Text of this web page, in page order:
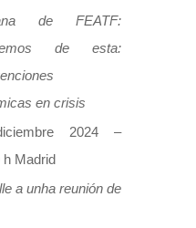
de FEATF:
de esta:
en crisis
2024 –
h Madrid
a unha reunión de